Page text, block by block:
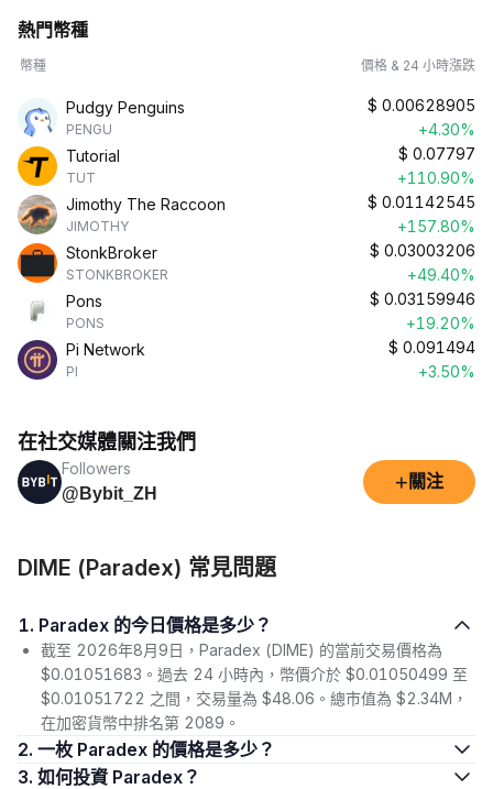
熱門幣種
幣種 價格 & 24 小時漲跌
Pudgy Penguins
PENGU
$ 0.00628905
+4.30%
Tutorial
TUT
$ 0.07797
+110.90%
Jimothy The Raccoon
JIMOTHY
$ 0.01142545
+157.80%
StonkBroker
STONKBROKER
$ 0.03003206
+49.40%
Pons
PONS
$ 0.03159946
+19.20%
Pi Network
PI
$ 0.091494
+3.50%
在社交媒體關注我們
Followers
@Bybit_ZH
+ 關注
DIME (Paradex) 常見問題
1. Paradex 的今日價格是多少？
截至 2026年8月9日，Paradex (DIME) 的當前交易價格為
$0.01051683。過去 24 小時內，幣價介於 $0.01050499 至
$0.01051722 之間，交易量為 $48.06。總市值為 $2.34M，
在加密貨幣中排名第 2089。
2. 一枚 Paradex 的價格是多少？
3. 如何投資 Paradex？